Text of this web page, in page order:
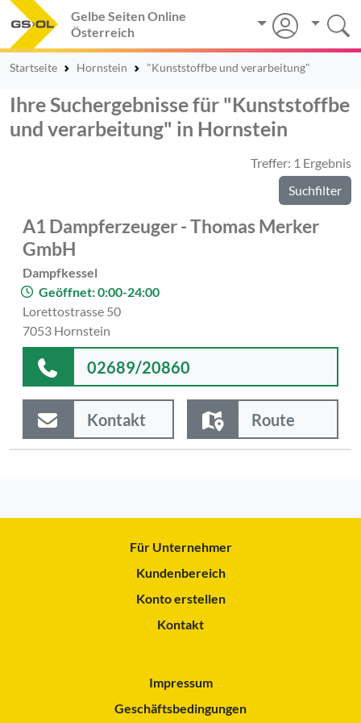
Gelbe Seiten Online
Österreich
Startseite Hornstein "Kunststoffbe und verarbeitung"
Ihre Suchergebnisse für "Kunststoffbe
und verarbeitung" in Hornstein
Treffer: 1 Ergebnis
Suchfilter
A1 Dampferzeuger - Thomas Merker
GmbH
Dampfkessel
Geöffnet: 0:00-24:00
Lorettostrasse 50
7053 Hornstein
02689/20860
Kontakt Route
Für Unternehmer
Kundenbereich
Konto erstellen
Kontakt
Impressum
Geschäftsbedingungen